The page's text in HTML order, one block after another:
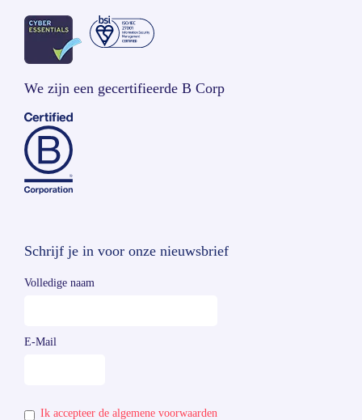
We zijn een gecertifieerde B Corp
Schrijf je in voor onze nieuwsbrief
Volledige naam
E-Mail
Ik accepteer de algemene voorwaarden